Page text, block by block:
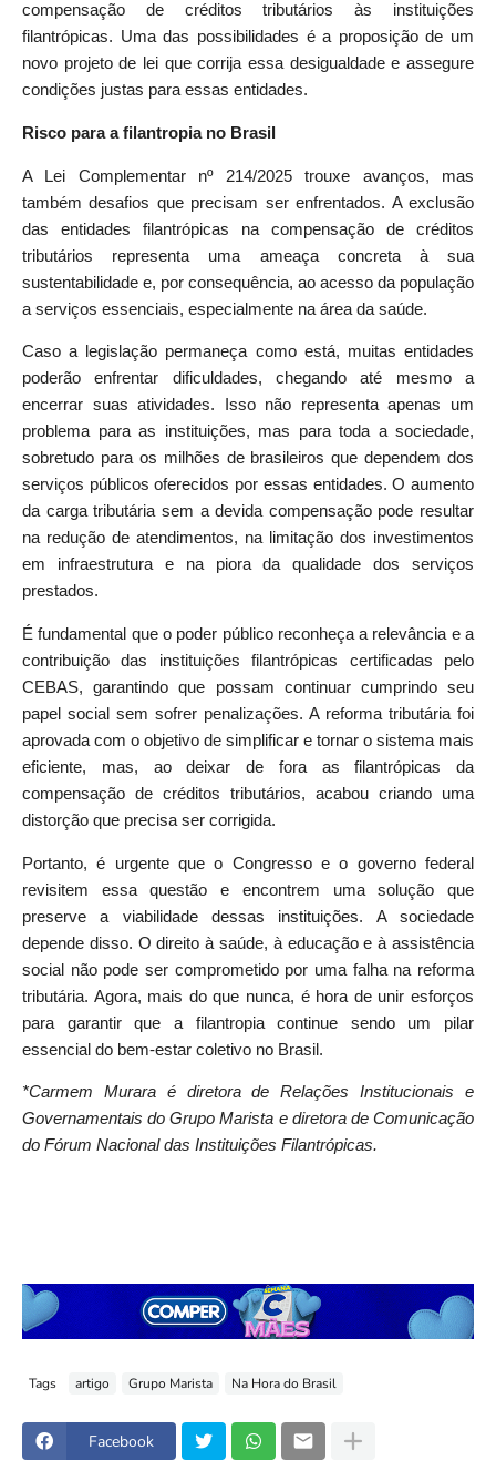
compensação de créditos tributários às instituições
filantrópicas. Uma das possibilidades é a proposição de um
novo projeto de lei que corrija essa desigualdade e assegure
condições justas para essas entidades.
Risco para a filantropia no Brasil
A Lei Complementar nº 214/2025 trouxe avanços, mas
também desafios que precisam ser enfrentados. A exclusão
das entidades filantrópicas na compensação de créditos
tributários representa uma ameaça concreta à sua
sustentabilidade e, por consequência, ao acesso da população
a serviços essenciais, especialmente na área da saúde.
Caso a legislação permaneça como está, muitas entidades
poderão enfrentar dificuldades, chegando até mesmo a
encerrar suas atividades. Isso não representa apenas um
problema para as instituições, mas para toda a sociedade,
sobretudo para os milhões de brasileiros que dependem dos
serviços públicos oferecidos por essas entidades. O aumento
da carga tributária sem a devida compensação pode resultar
na redução de atendimentos, na limitação dos investimentos
em infraestrutura e na piora da qualidade dos serviços
prestados.
É fundamental que o poder público reconheça a relevância e a
contribuição das instituições filantrópicas certificadas pelo
CEBAS, garantindo que possam continuar cumprindo seu
papel social sem sofrer penalizações. A reforma tributária foi
aprovada com o objetivo de simplificar e tornar o sistema mais
eficiente, mas, ao deixar de fora as filantrópicas da
compensação de créditos tributários, acabou criando uma
distorção que precisa ser corrigida.
Portanto, é urgente que o Congresso e o governo federal
revisitem essa questão e encontrem uma solução que
preserve a viabilidade dessas instituições. A sociedade
depende disso. O direito à saúde, à educação e à assistência
social não pode ser comprometido por uma falha na reforma
tributária. Agora, mais do que nunca, é hora de unir esforços
para garantir que a filantropia continue sendo um pilar
essencial do bem-estar coletivo no Brasil.
*Carmem Murara é diretora de Relações Institucionais e
Governamentais do Grupo Marista e diretora de Comunicação
do Fórum Nacional das Instituições Filantrópicas.
Tags artigo Grupo Marista Na Hora do Brasil
Facebook